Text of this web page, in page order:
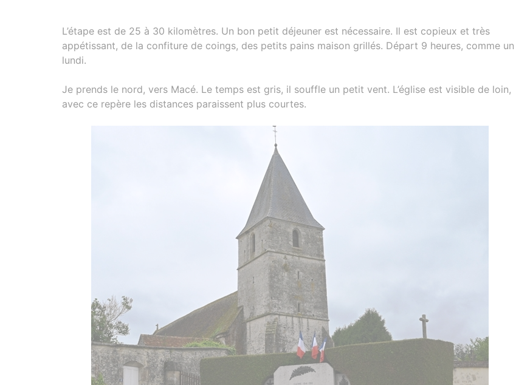
L’étape est de 25 à 30 kilomètres. Un bon petit déjeuner est nécessaire. Il est copieux et très
appétissant, de la confiture de coings, des petits pains maison grillés. Départ 9 heures, comme un
lundi.
Je prends le nord, vers Macé. Le temps est gris, il souffle un petit vent. L’église est visible de loin,
avec ce repère les distances paraissent plus courtes.